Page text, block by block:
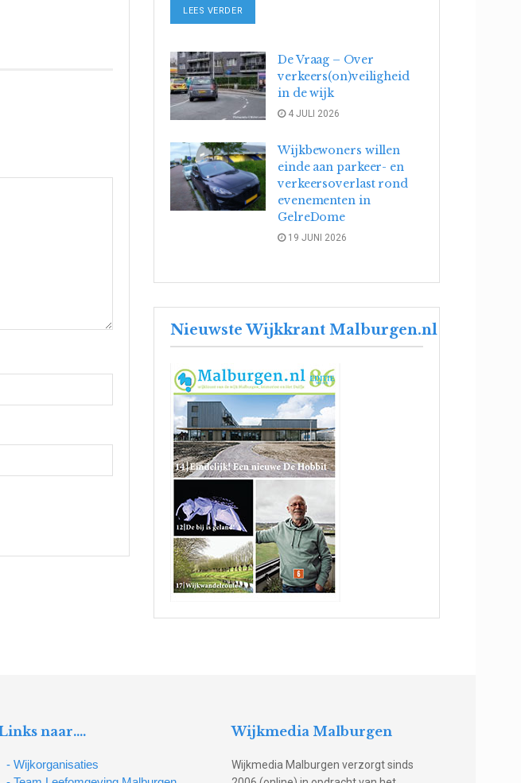
LEES VERDER
De Vraag – Over
verkeers(on)veiligheid
in de wijk
4 JULI 2026
Wijkbewoners willen
einde aan parkeer- en
verkeersoverlast rond
evenementen in
GelreDome
19 JUNI 2026
Nieuwste Wijkkrant Malburgen.nl
naar….
- Wijkorganisaties
Wijkmedia Malburgen
Wijkmedia Malburgen verzorgt sinds